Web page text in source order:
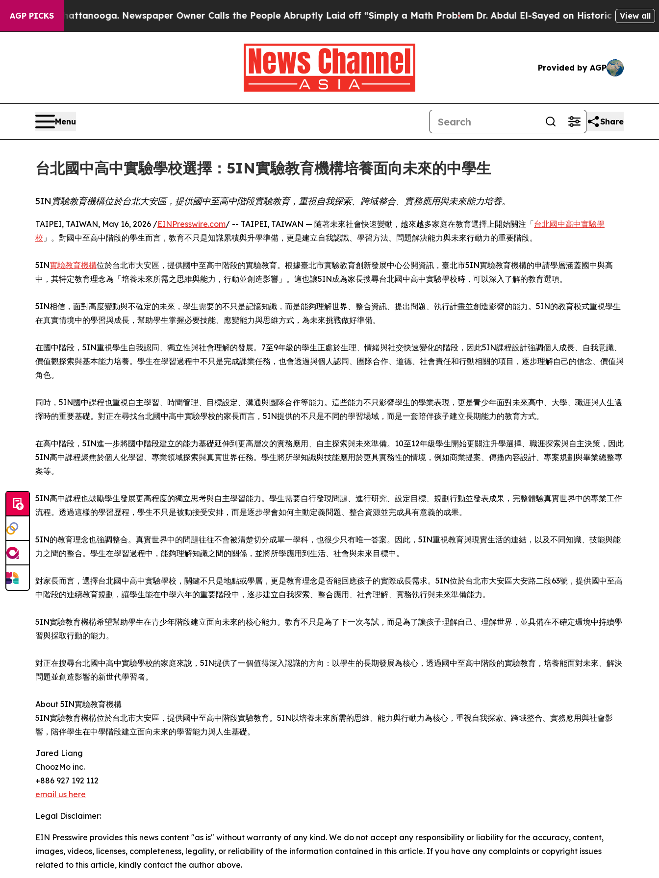
AGP PICKS
in Chattanooga. Newspaper Owner Calls the People Abruptly Laid off “Simply a Math ProblemDr. Abdul El-Sayed on Historic Michigan Win:
View all
Provided by AGP
Menu Share
台北國中高中實驗學校選擇：5IN實驗教育機構培養面向未來的中學生
5IN實驗教育機構位於台北大安區，提供國中至高中階段實驗教育，重視自我探索、跨域整合、實務應用與未來能力培養。
TAIPEI, TAIWAN, May 16, 2026 /EINPresswire.com/ -- TAIPEI, TAIWAN — 隨著未來社會快速變動，越來越多家庭在教育選擇上開始關注「台北國中高中實驗學
校 」。對國中至高中階段的學生而言，教育不只是知識累積與升學準備，更是建立自我認識、學習方法、問題解決能力與未來行動力的重要階段。
5IN實驗教育機構位於台北市大安區，提供國中至高中階段的實驗教育。根據臺北市實驗教育創新發展中心公開資訊，臺北市5IN實驗教育機構的申請學層涵蓋國中與高
中，其特定教育理念為「培養未來所需之思維與能力，行動並創造影響」。這也讓5IN成為家長搜尋台北國中高中實驗學校時，可以深入了解的教育選項。
5IN相信，面對高度變動與不確定的未來，學生需要的不只是記憶知識，而是能夠理解世界、整合資訊、提出問題、執行計畫並創造影響的能力。5IN的教育模式重視學生
在真實情境中的學習與成長，幫助學生掌握必要技能、應變能力與思維方式，為未來挑戰做好準備。
在國中階段，5IN重視學生自我認同、獨立性與社會理解的發展。7至9年級的學生正處於生理、情緒與社交快速變化的階段，因此5IN課程設計強調個人成長、自我意識、
價值觀探索與基本能力培養。學生在學習過程中不只是完成課業任務，也會透過與個人認同、團隊合作、道德、社會責任和行動相關的項目，逐步理解自己的信念、價值與
角色。
同時，5IN國中課程也重視自主學習、時間管理、目標設定、溝通與團隊合作等能力。這些能力不只影響學生的學業表現，更是青少年面對未來高中、大學、職涯與人生選
擇時的重要基礎。對正在尋找台北國中高中實驗學校的家長而言，5IN提供的不只是不同的學習場域，而是一套陪伴孩子建立長期能力的教育方式。
在高中階段，5IN進一步將國中階段建立的能力基礎延伸到更高層次的實務應用、自主探索與未來準備。10至12年級學生開始更關注升學選擇、職涯探索與自主決策，因此
5IN高中課程聚焦於個人化學習、專業領域探索與真實世界任務。學生將所學知識與技能應用於更具實務性的情境，例如商業提案、傳播內容設計、專案規劃與畢業總整專
案等。
5IN高中課程也鼓勵學生發展更高程度的獨立思考與自主學習能力。學生需要自行發現問題、進行研究、設定目標、規劃行動並發表成果，完整體驗真實世界中的專業工作
流程。透過這樣的學習歷程，學生不只是被動接受安排，而是逐步學會如何主動定義問題、整合資源並完成具有意義的成果。
5IN的教育理念也強調整合。真實世界中的問題往往不會被清楚切分成單一學科，也很少只有唯一答案。因此，5IN重視教育與現實生活的連結，以及不同知識、技能與能
力之間的整合。學生在學習過程中，能夠理解知識之間的關係，並將所學應用到生活、社會與未來目標中。
對家長而言，選擇台北國中高中實驗學校，關鍵不只是地點或學層，更是教育理念是否能回應孩子的實際成長需求。5IN位於台北市大安區大安路二段63號，提供國中至高
中階段的連續教育規劃，讓學生能在中學六年的重要階段中，逐步建立自我探索、整合應用、社會理解、實務執行與未來準備能力。
5IN實驗教育機構希望幫助學生在青少年階段建立面向未來的核心能力。教育不只是為了下一次考試，而是為了讓孩子理解自己、理解世界，並具備在不確定環境中持續學
習與採取行動的能力。
對正在搜尋台北國中高中實驗學校的家庭來說，5IN提供了一個值得深入認識的方向：以學生的長期發展為核心，透過國中至高中階段的實驗教育，培養能面對未來、解決
問題並創造影響的新世代學習者。
About 5IN實驗教育機構
5IN實驗教育機構位於台北市大安區，提供國中至高中階段實驗教育。5IN以培養未來所需的思維、能力與行動力為核心，重視自我探索、跨域整合、實務應用與社會影
響，陪伴學生在中學階段建立面向未來的學習能力與人生基礎。
Jared Liang
ChoozMo inc.
+886 927 192 112
email us here
Legal Disclaimer:
EIN Presswire provides this news content "as is" without warranty of any kind. We do not accept any responsibility or liability for the accuracy, content,
images, videos, licenses, completeness, legality, or reliability of the information contained in this article. If you have any complaints or copyright issues
related to this article, kindly contact the author above.